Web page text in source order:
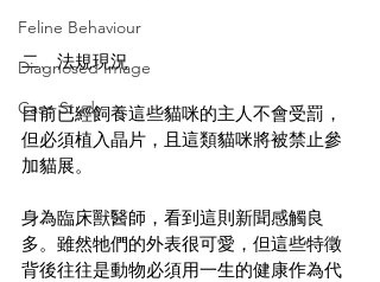
Feline Behaviour
Diagnosed Image
Case Study
二、法規現況
目前已經飼養這些貓咪的主人不會受罰，
但必須植入晶片，且這類貓咪將被禁止參
加貓展。
身為臨床獸醫師，看到這則新聞感觸良
多。雖然牠們的外表很可愛，但這些特徵
背後往往是動物必須用一生的健康作為代